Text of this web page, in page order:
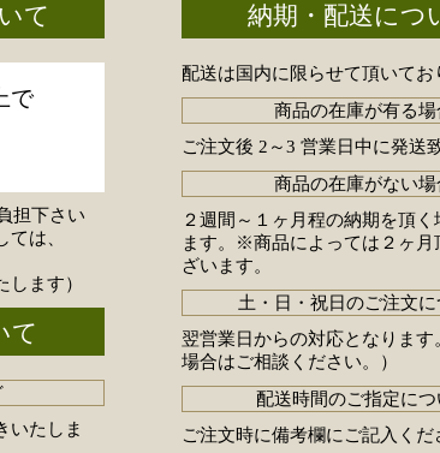
て
で
担下さい
ては、
します）
て
いたしま
納期・配送につ
配送は国内に限らせて頂いてお
商品の在庫が有る場
ご注文後 2～3 営業日中に発送
商品の在庫がない場
２週間～１ヶ月程の納期を頂く
ます。※商品によっては２ヶ月
ざいます。
土・日・祝日のご注文に
翌営業日からの対応となります
場合はご相談ください。）
配送時間のご指定につ
ご注文時に備考欄にご記入くだ